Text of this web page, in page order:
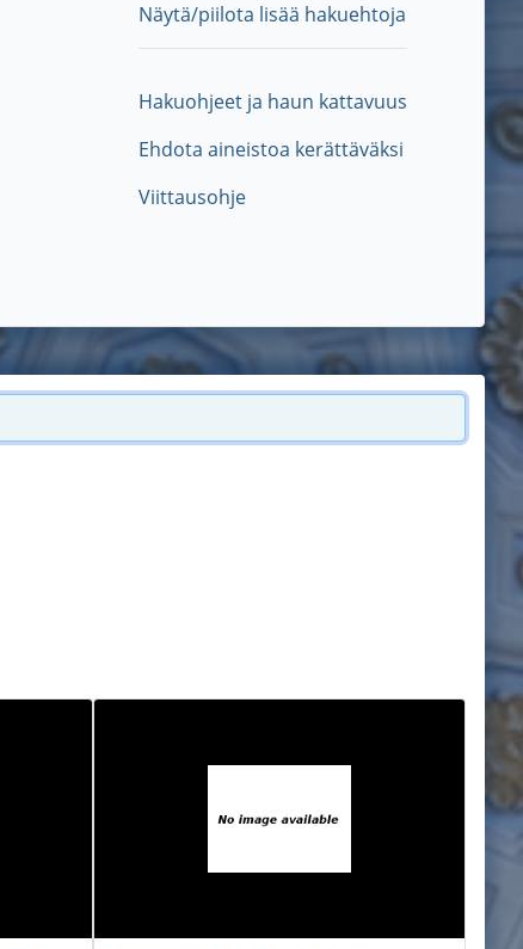
Näytä/piilota lisää hakuehtoja
Hakuohjeet ja haun kattavuus
Ehdota aineistoa kerättäväksi
Viittausohje